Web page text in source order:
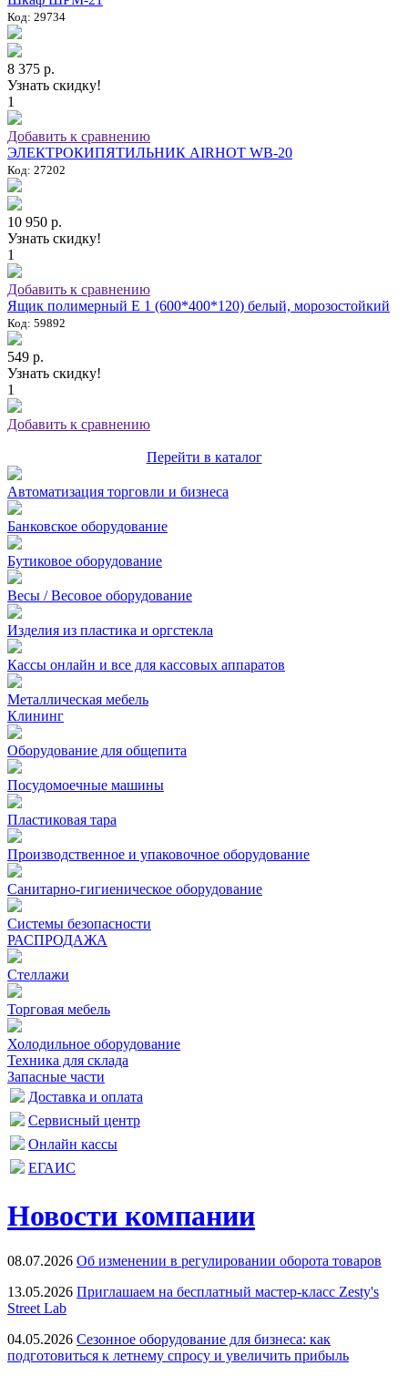
Код: 29734
8 375 р.
Узнать скидку!
1
Добавить к сравнению
ЭЛЕКТРОКИПЯТИЛЬНИК AIRHOT WB-20
Код: 27202
10 950 р.
Узнать скидку!
1
Добавить к сравнению
Ящик полимерный E 1 (600*400*120) белый, морозостойкий
Код: 59892
549 р.
Узнать скидку!
1
Добавить к сравнению
Перейти в каталог
Автоматизация торговли и бизнеса
Банковское оборудование
Бутиковое оборудование
Весы / Весовое оборудование
Изделия из пластика и оргстекла
Кассы онлайн и все для кассовых аппаратов
Металлическая мебель
Клининг
Оборудование для общепита
Посудомоечные машины
Пластиковая тара
Производственное и упаковочное оборудование
Санитарно-гигиеническое оборудование
Системы безопасности
РАСПРОДАЖА
Стеллажи
Торговая мебель
Холодильное оборудование
Техника для склада
Запасные части
Доставка и оплата
Сервисный центр
Онлайн кассы
ЕГАИС
Новости компании
08.07.2026 Об изменении в регулировании оборота товаров
13.05.2026 Приглашаем на бесплатный мастер-класс Zesty's
Street Lab
04.05.2026 Сезонное оборудование для бизнеса: как
подготовиться к летнему спросу и увеличить прибыль